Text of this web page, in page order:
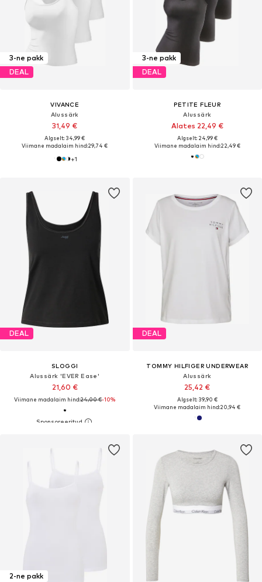
3-ne pakk
DEAL
VIVANCE
Alussärk
31,49 €
Algselt: 34,99 €
Viimane madalaim hind:29,74 €
+1
3-ne pakk
DEAL
PETITE FLEUR
Alussärk
Alates 22,49 €
Algselt: 24,99 €
Viimane madalaim hind:22,49 €
DEAL
SLOGGI
Alussärk 'EVER Ease'
21,60 €
Viimane madalaim hind:24,00 €-10%
DEAL
TOMMY HILFIGER UNDERWEAR
Alussärk
25,42 €
Algselt: 39,90 €
Viimane madalaim hind:20,94 €
2-ne pakk